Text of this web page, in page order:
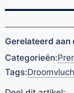
Gerelateerd
Categorieën:
Tags: